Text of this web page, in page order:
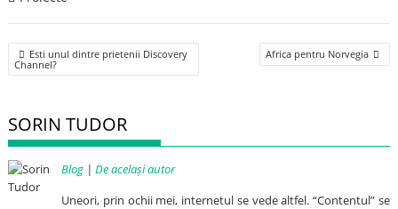
Post
navigation
Esti unul dintre prietenii Discovery
Channel?
Africa pentru Norvegia
SORIN TUDOR
Blog |De același autor
Uneori, prin ochii mei, internetul se vede altfel. “Contentul” se